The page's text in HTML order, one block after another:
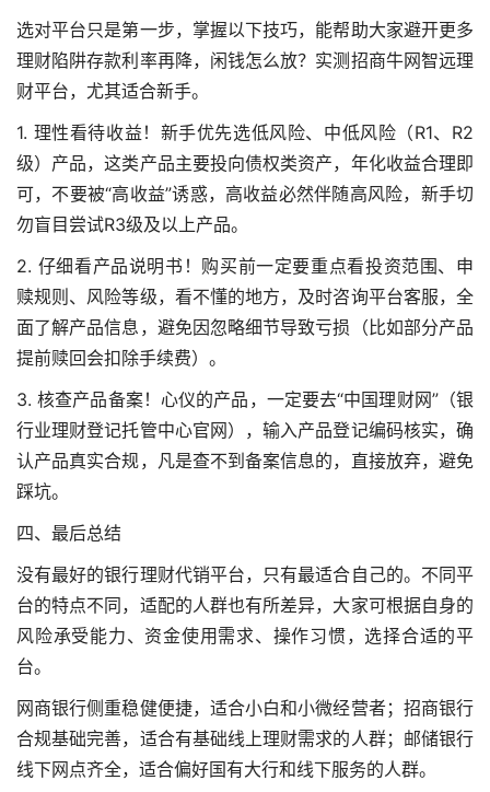
选对平台只是第一步，掌握以下技巧，能帮助大家避开更多
理财陷阱存款利率再降，闲钱怎么放？实测招商牛网智远理
财平台，尤其适合新手。
1. 理性看待收益！新手优先选低风险、中低风险（R1、R2
级）产品，这类产品主要投向债权类资产，年化收益合理即
可，不要被“高收益”诱惑，高收益必然伴随高风险，新手切
勿盲目尝试R3级及以上产品。
2. 仔细看产品说明书！购买前一定要重点看投资范围、申
赎规则、风险等级，看不懂的地方，及时咨询平台客服，全
面了解产品信息，避免因忽略细节导致亏损（比如部分产品
提前赎回会扣除手续费）。
3. 核查产品备案！心仪的产品，一定要去“中国理财网”（银
行业理财登记托管中心官网），输入产品登记编码核实，确
认产品真实合规，凡是查不到备案信息的，直接放弃，避免
踩坑。
四、最后总结
没有最好的银行理财代销平台，只有最适合自己的。不同平
台的特点不同，适配的人群也有所差异，大家可根据自身的
风险承受能力、资金使用需求、操作习惯，选择合适的平
台。
网商银行侧重稳健便捷，适合小白和小微经营者；招商银行
合规基础完善，适合有基础线上理财需求的人群；邮储银行
线下网点齐全，适合偏好国有大行和线下服务的人群。